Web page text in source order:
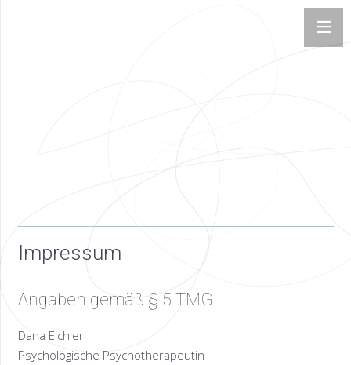
Impressum
Angaben gemäß § 5 TMG
Dana Eichler
Psychologische Psychotherapeutin